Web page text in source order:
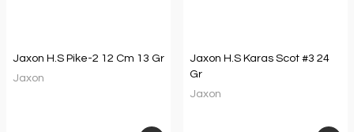
Jaxon H.S Pike-2 12 Cm 13 Gr
Jaxon
Jaxon H.S Karas Scot #3 24
Gr
Jaxon